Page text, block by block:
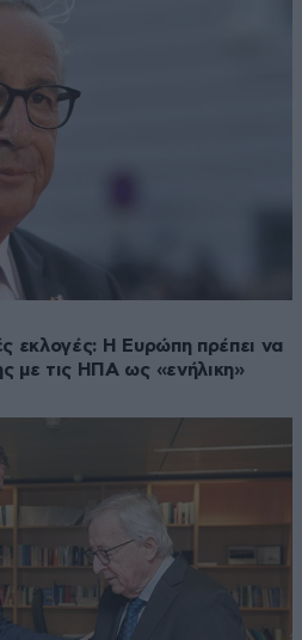
εκλογές: Η Ευρώπη πρέπει να
με τις ΗΠΑ ως «ενήλικη»